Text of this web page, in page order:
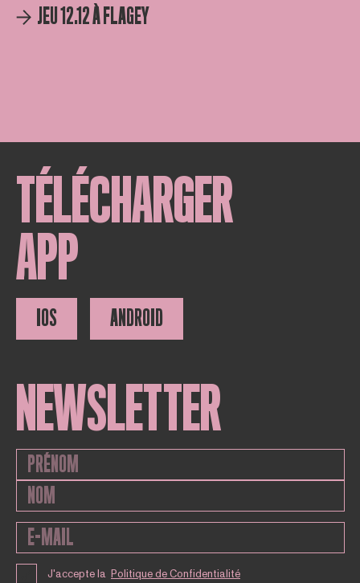
JEU 12.12 À FLAGEY
TÉLÉCHARGER
APP
IOS ANDROID
NEWSLETTER
J'accepte la Politique de Confidentialité